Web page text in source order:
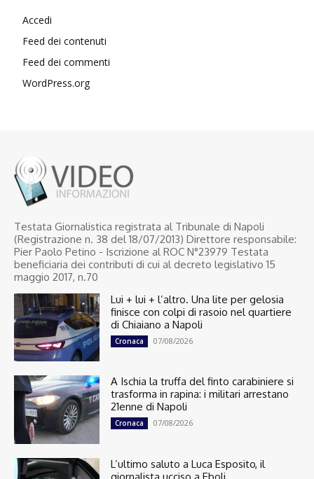
Accedi
Feed dei contenuti
Feed dei commenti
WordPress.org
Testata Giornalistica registrata al Tribunale di Napoli
(Registrazione n. 38 del 18/07/2013) Direttore responsabile:
Pier Paolo Petino - Iscrizione al ROC N°23979 Testata
beneficiaria dei contributi di cui al decreto legislativo 15
maggio 2017, n.70
Lui + lui + l’altro. Una lite per gelosia
finisce con colpi di rasoio nel quartiere
di Chiaiano a Napoli
Cronaca 07/08/2026
A Ischia la truffa del finto carabiniere si
trasforma in rapina: i militari arrestano
21enne di Napoli
Cronaca 07/08/2026
L’ultimo saluto a Luca Esposito, il